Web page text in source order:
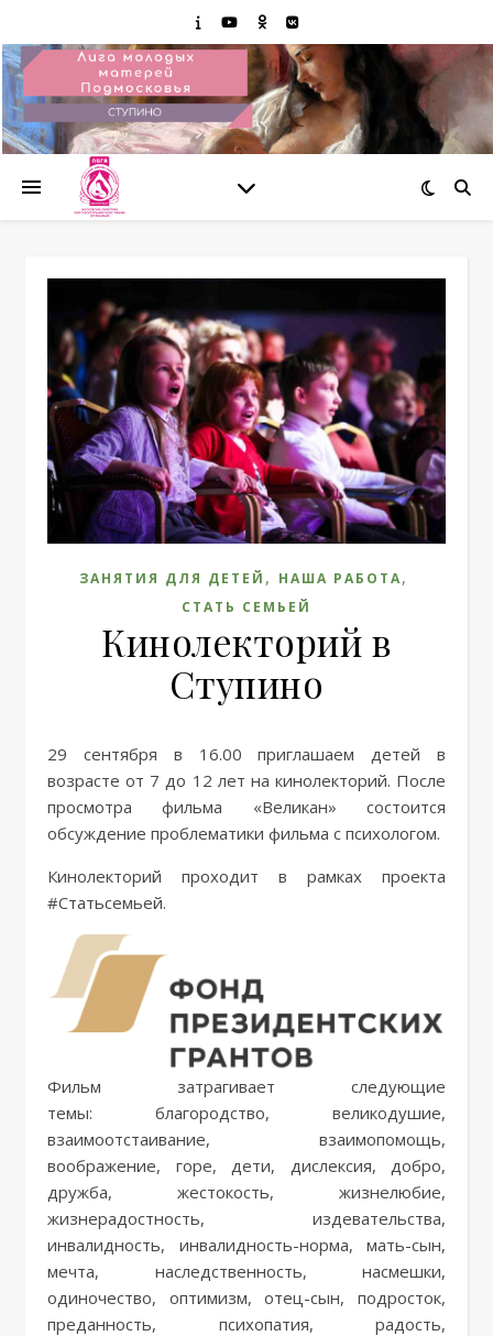
ЗАНЯТИЯ ДЛЯ ДЕТЕЙ , НАША РАБОТА,
СТАТЬ СЕМЬЕЙ
Кинолекторий в
Ступино
29 сентября в 16.00 приглашаем детей в
возрасте от 7 до 12 лет на кинолекторий. После
просмотра фильма «Великан» состоится
обсуждение проблематики фильма с психологом.
Кинолекторий проходит в рамках проекта
#Статьсемьей.
Фильм затрагивает следующие
темы: благородство, великодушие,
взаимоотстаивание, взаимопомощь,
воображение, горе, дети, дислексия, добро,
дружба, жестокость, жизнелюбие,
жизнерадостность, издевательства,
инвалидность, инвалидность-норма, мать-сын,
мечта, наследственность, насмешки,
одиночество, оптимизм, отец-сын, подросток,
преданность, психопатия, радость,